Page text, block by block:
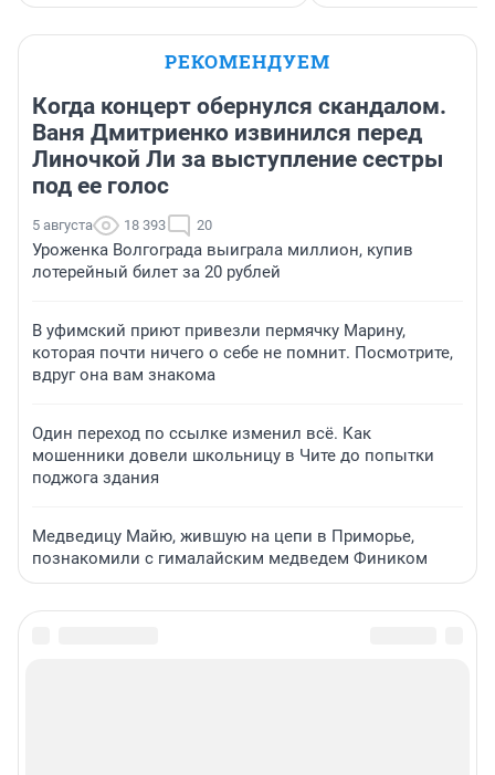
РЕКОМЕНДУЕМ
Когда концерт обернулся скандалом.
Ваня Дмитриенко извинился перед
Линочкой Ли за выступление сестры
под ее голос
5 августа 18 393 20
Уроженка Волгограда выиграла миллион, купив
лотерейный билет за 20 рублей
В уфимский приют привезли пермячку Марину,
которая почти ничего о себе не помнит. Посмотрите,
вдруг она вам знакома
Один переход по ссылке изменил всё. Как
мошенники довели школьницу в Чите до попытки
поджога здания
Медведицу Майю, жившую на цепи в Приморье,
познакомили с гималайским медведем Фиником